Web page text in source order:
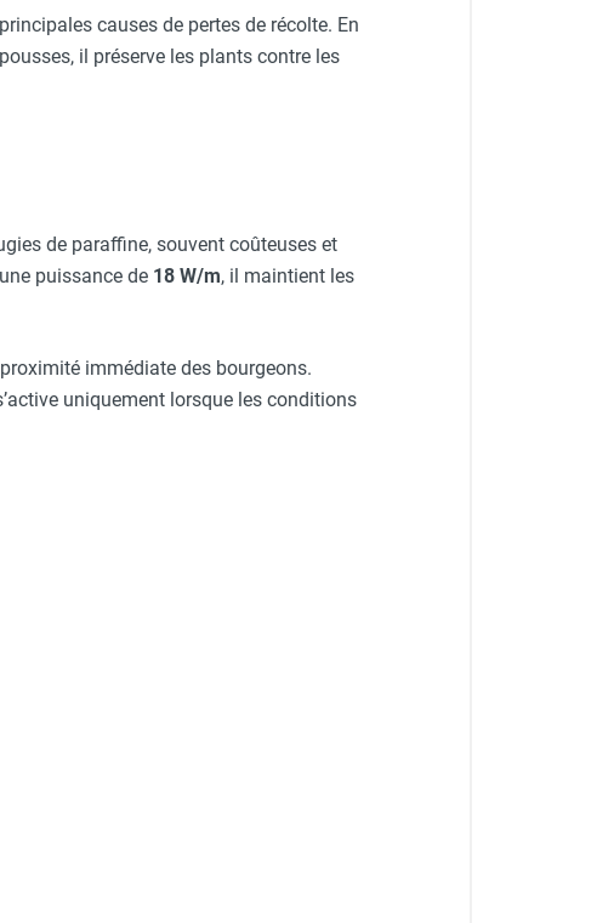
principales causes de pertes de récolte. En
il préserve les plants contre les
de paraffine, souvent coûteuses et
puissance de 18 W/m, il maintient les
immédiate des bourgeons.
uniquement lorsque les conditions